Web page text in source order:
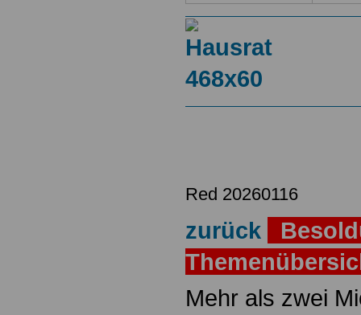
Red 20260116
zurück
Mehr als zwei